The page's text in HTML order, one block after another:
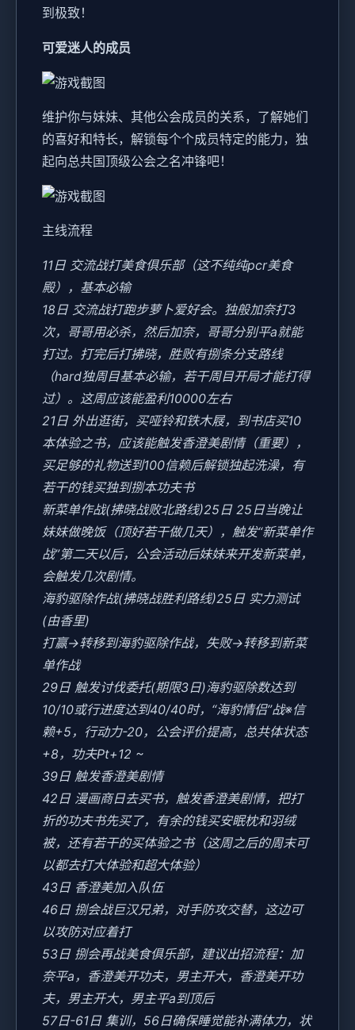
到极致！
可爱迷人的成员
维护你与妹妹、其他公会成员的关系，了解她们
的喜好和特长，解锁每个个成员特定的能力，独
起向总共国顶级公会之名冲锋吧！
主线流程
11日 交流战打美食俱乐部（这不纯纯pcr美食
殿），基本必输
18日 交流战打跑步萝卜爱好会。独般加奈打3
次，哥哥用必杀，然后加奈，哥哥分别平a就能
打过。打完后打拂晓，胜败有捌条分支路线
（hard独周目基本必输，若干周目开局才能打得
过）。这周应该能盈利10000左右
21日 外出逛街，买哑铃和铁木屐，到书店买10
本体验之书，应该能触发香澄美剧情（重要），
买足够的礼物送到100信赖后解锁独起洗澡，有
若干的钱买独到捌本功夫书
新菜单作战(拂晓战败北路线)25日 25日当晚让
妹妹做晚饭（顶好若干做几天），触发“新菜单作
战”第二天以后，公会活动后妹妹来开发新菜单，
会触发几次剧情。
海豹驱除作战(拂晓战胜利路线)25日 实力测试
(由香里)
打赢→转移到海豹驱除作战，失败→转移到新菜
单作战
29日 触发讨伐委托(期限3日)海豹驱除数达到
10/10或行进度达到40/40时，“海豹情侣”战※信
赖+5，行动力-20，公会评价提高，总共体状态
+8，功夫Pt+12 ~
39日 触发香澄美剧情
42日 漫画商日去买书，触发香澄美剧情，把打
折的功夫书先买了，有余的钱买安眠枕和羽绒
被，还有若干的买体验之书（这周之后的周末可
以都去打大体验和超大体验）
43日 香澄美加入队伍
46日 捌会战巨汉兄弟，对手防攻交替，这边可
以攻防对应着打
53日 捌会再战美食俱乐部，建议出招流程：加
奈平a，香澄美开功夫，男主开大，香澄美开功
夫，男主开大，男主平a到顶后
57日-61日 集训，56日确保睡觉能补满体力，状